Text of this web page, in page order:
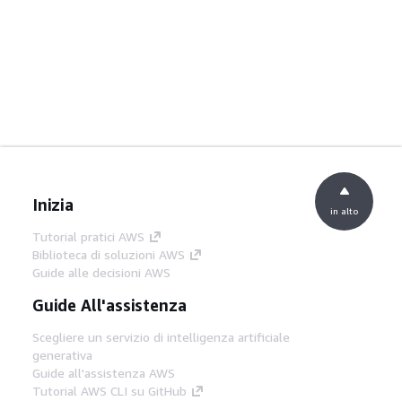
Inizia
Tutorial pratici AWS
Biblioteca di soluzioni AWS
Guide alle decisioni AWS
Guide All'assistenza
Scegliere un servizio di intelligenza artificiale
generativa
Guide all'assistenza AWS
Tutorial AWS CLI su GitHub
in alto